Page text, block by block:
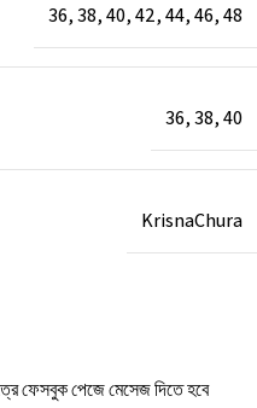
36,38,40,42,44,46,48
36,38,40
KrisnaChura
ফেসবুক পেজে মেসেজ দিতে হবে